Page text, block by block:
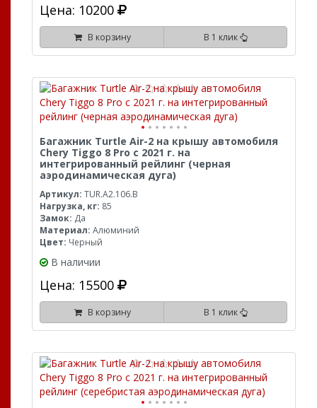
Цена: 10200
В корзину В 1 клик
Багажник Turtle Air-2 на крышу автомобиля
Chery Tiggo 8 Pro с 2021 г. на
интегрированный рейлинг (черная
аэродинамическая дуга)
Артикул: TUR.A2.106.B
Нагрузка, кг: 85
Замок: Да
Материал: Алюминий
Цвет: Черный
В наличии
Цена: 15500
В корзину В 1 клик